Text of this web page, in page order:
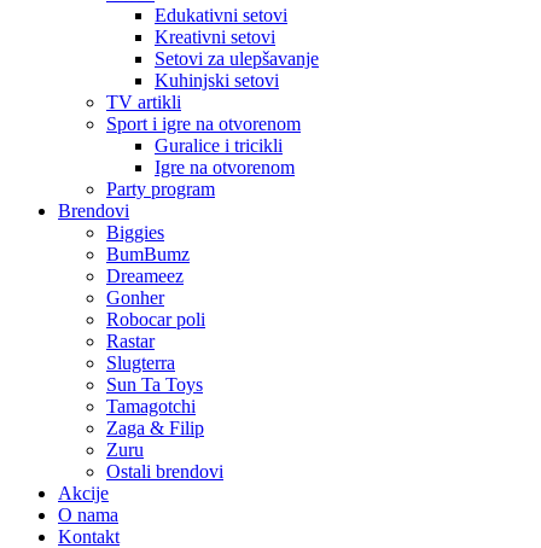
Edukativni setovi
Kreativni setovi
Setovi za ulepšavanje
Kuhinjski setovi
TV artikli
Sport i igre na otvorenom
Guralice i tricikli
Igre na otvorenom
Party program
Brendovi
Biggies
BumBumz
Dreameez
Gonher
Robocar poli
Rastar
Slugterra
Sun Ta Toys
Tamagotchi
Zaga & Filip
Zuru
Ostali brendovi
Akcije
O nama
Kontakt